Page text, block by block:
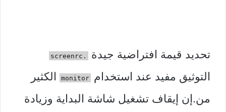
تحديد قيمة افتراضية جيدة .screenrc
التوثيق مفيد عند استخدام monitor
الكثير
من.إن إيقاف تشغيل شاشة البداية وزيادة